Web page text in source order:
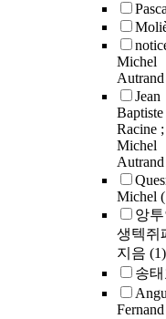
Michel
Autrand
Jean
Baptiste
Racine
Michel
Autrand
Michel
앙
생텍쥐
지음 (1)
송
Fernand